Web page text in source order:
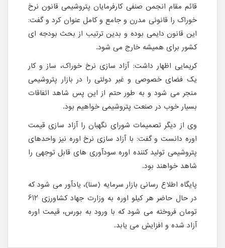
قائم مقام انجمن صنفی کارفرمایان پتروشیمی قانون نرخ
خوراک را قانونی مدرن و جامع و کامل عنوان کرد و گفت:
این قانون دایمی بوده و بدین ترتیب از بحث بودجه ای
کشور برای همیشه خارج می شود.
کریمایی اظهار داشت: آزاد سازی نرخ خوراک، ساز و کار
یک فضای خصوصی و غیر دولتی را در بازار پتروشیمی
منجر می شود و به طور حتم از این پس شاهد اتفاقات
بسیار خوب در صنعت پتروشیمی خواهیم بود.
وی از دیگر تصمیمات شورای نگهبان را آزاد سازی قیمت
اوره دانست و گفت: با آزاد سازی نرخ اوره نیز واحدهای
پتروشیمی تولید کننده اوره سودآوری های قابل توجهی را
شاهد خواهند بود.
پایگاه اطلاع رسانی بازار سرمایه (سنا)، یادآور می شود که
در حال حاضر هر کیلو اوره به وزارت جهاد کشاورزی 612
تومان فروخته می شود که با ورود به بورس، قیمت اوره
آزاد شده و افزایش می یابد.